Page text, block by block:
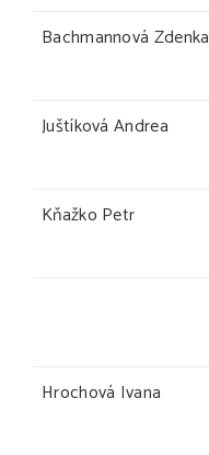
Bachmannová Zdenka
Juštíková Andrea
Kňažko Petr
Hrochová Ivana